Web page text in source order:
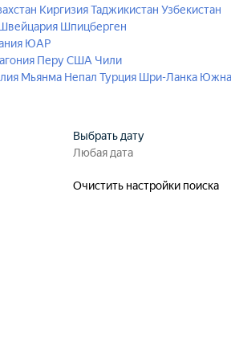
КиргизияТаджикистан Узбекистан
Шпицберген
ЮАР
Перу США Чили
Мьянма Непал Турция Шри-Ланка
Выбрать дату
Очистить настройки поиска